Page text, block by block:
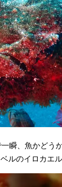
瞬、魚かどう
ルのイロカエル